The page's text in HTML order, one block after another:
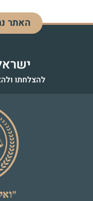
ינון בן יפה שיינדל
האתר
להצלחתו